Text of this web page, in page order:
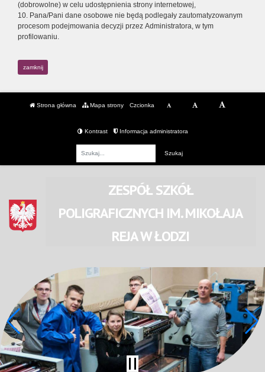
(dobrowolne) w celu udostępnienia strony internetowej,
10. Pana/Pani dane osobowe nie będą podlegały zautomatyzowanym
procesom podejmowania decyzji przez Administratora, w tym
profilowaniu.
zamknij
Strona główna Mapa strony Czcionka
Kontrast Informacja administratora
ZESPÓŁ SZKÓŁ
POLIGRAFICZNYCHIM. MIKOŁAJA
REJAW ŁODZI